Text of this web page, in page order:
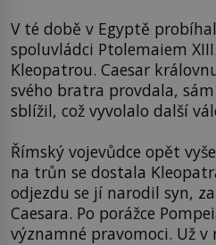
V té době v Egyptě
spoluvládci Ptolemaiem
Kleopatrou. Caesar
svého bratra provdala,
sblížil, což vyvolalo další
Římský vojevůdce opět
na trůn se dostala
odjezdu se jí narodil syn,
Caesara. Po porážce
významné pravomoci. Už v